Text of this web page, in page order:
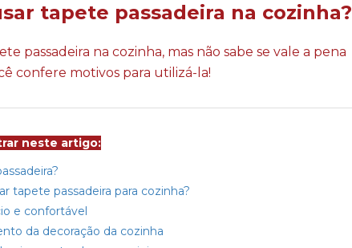
tapete passadeira na cozinha?
passadeira na cozinha, mas não sabe se vale a pena
confere motivos para utilizá-la!
neste artigo:
tapete passadeira para cozinha?
e confortável
da decoração da cozinha